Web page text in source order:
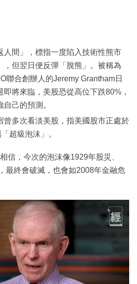
人間」，標指一度陷入技術性熊市
，但翌日便反彈「脫熊」。被稱為
聯合創辦人的Jeremy Grantham日
將來臨，美股恐從高位下跌80%，
己的預測。
曾多次看淡美股，指美國股市正處於
超級泡沫」。
信，今次的泡沫像1929年股災、
最終會破滅，也會如2008年金融危